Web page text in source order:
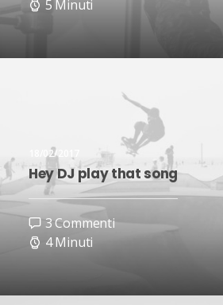
5 Minuti
18/02/2017
Hey DJ play that song
3 Commenti
4 Minuti